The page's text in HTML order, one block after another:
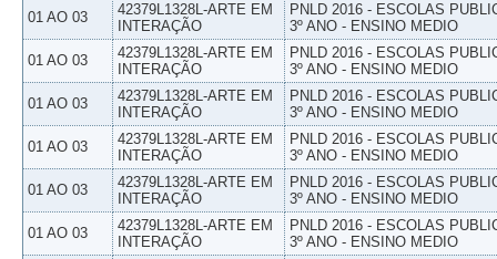
01 AO 03
42379L1328L-ARTE EM
INTERAÇÃO
PNLD 2016 - ESCOLAS
3º ANO - ENSINO MEDIO
01 AO 03
42379L1328L-ARTE EM
INTERAÇÃO
PNLD 2016 - ESCOLAS
3º ANO - ENSINO MEDIO
01 AO 03
42379L1328L-ARTE EM
INTERAÇÃO
PNLD 2016 - ESCOLAS
3º ANO - ENSINO MEDIO
01 AO 03
42379L1328L-ARTE EM
INTERAÇÃO
PNLD 2016 - ESCOLAS
3º ANO - ENSINO MEDIO
01 AO 03
42379L1328L-ARTE EM
INTERAÇÃO
PNLD 2016 - ESCOLAS
3º ANO - ENSINO MEDIO
01 AO 03
42379L1328L-ARTE EM
INTERAÇÃO
PNLD 2016 - ESCOLAS
3º ANO - ENSINO MEDIO